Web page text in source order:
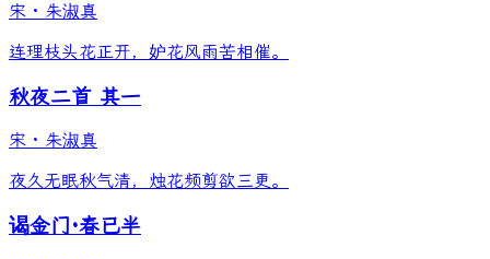
宋 · 朱淑真
连理枝头花正开，妒花风雨苦相催。
秋夜二首 其一
宋 · 朱淑真
夜久无眠秋气清，烛花频剪欲三更。
谒金门·春已半